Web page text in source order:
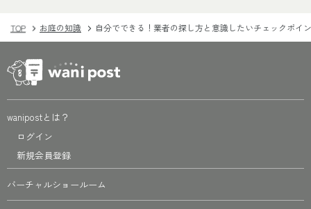
TOP お庭の知識 自分でできる！業者の探し方と意識したいチェックポイ
wanipostとは？
ログイン
新規会員登録
バーチャルショールーム